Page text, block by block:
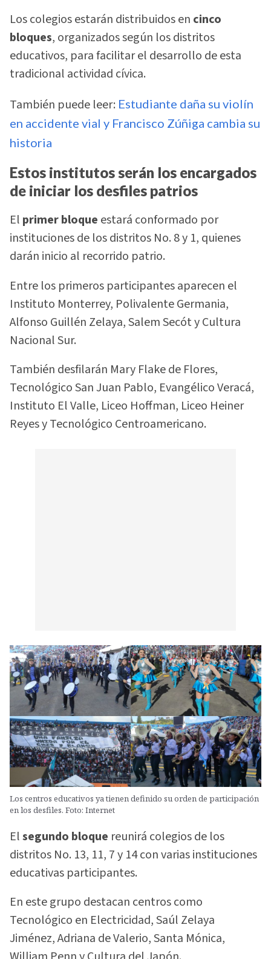
Los colegios estarán distribuidos en cinco
bloques, organizados según los distritos
educativos, para facilitar el desarrollo de esta
tradicional actividad cívica.
También puede leer: Estudiante daña su violín
en accidente vial y Francisco Zúñiga cambia su
historia
Estos institutos serán los encargados
de iniciar los desfiles patrios
El primer bloque estará conformado por
instituciones de los distritos No. 8 y 1, quienes
darán inicio al recorrido patrio.
Entre los primeros participantes aparecen el
Instituto Monterrey, Polivalente Germania,
Alfonso Guillén Zelaya, Salem Secót y Cultura
Nacional Sur.
También desfilarán Mary Flake de Flores,
Tecnológico San Juan Pablo, Evangélico Veracá,
Instituto El Valle, Liceo Hoffman, Liceo Heiner
Reyes y Tecnológico Centroamericano.
Los centros educativos ya tienen definido su orden de participación
en los desfiles. Foto: Internet
Elsegundo bloque reunirá colegios de los
distritos No. 13, 11, 7 y 14 con varias instituciones
educativas participantes.
En este grupo destacan centros como
Tecnológico en Electricidad, Saúl Zelaya
Jiménez, Adriana de Valerio, Santa Mónica,